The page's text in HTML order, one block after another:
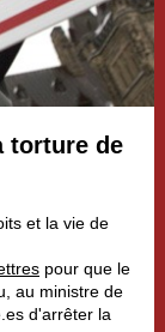
torture de
et la vie de
pour que le
au ministre de
d'arrêter la